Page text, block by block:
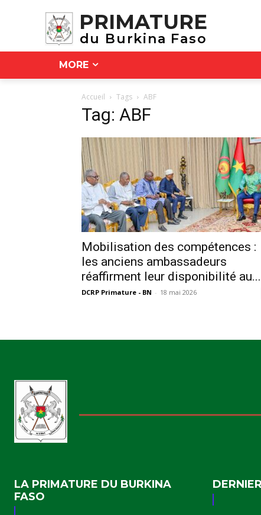
PRIMATURE
du Burkina Faso
MORE
Accueil Tags ABF
Tag: ABF
Mobilisation des compétences :
les anciens ambassadeurs
réaffirment leur disponibilité au...
DCRP Primature - BN - 18 mai 2026
LA PRIMATURE DU BURKINA
FASO